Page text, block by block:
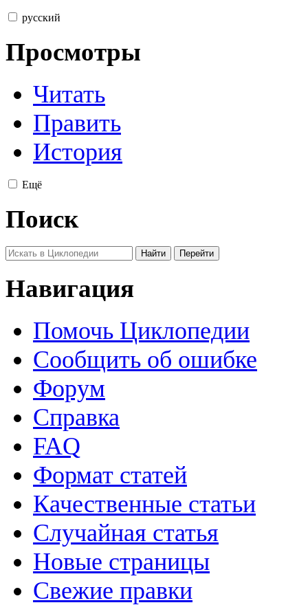
русский
Просмотры
Читать
Править
История
Ещё
Поиск
Навигация
Помочь Циклопедии
Сообщить об ошибке
Форум
Справка
FAQ
Формат статей
Качественные статьи
Случайная статья
Новые страницы
Свежие правки